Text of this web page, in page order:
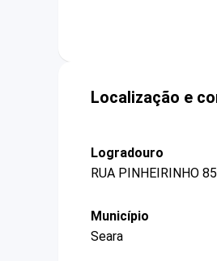
Localização e
Logradouro
RUA PINHEIRINHO
Município
Seara